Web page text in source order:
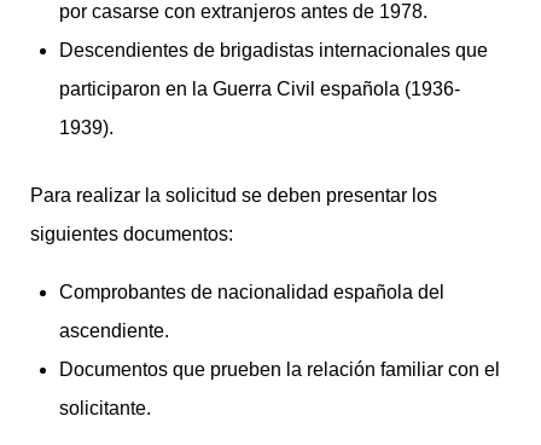
por casarse con extranjeros antes de 1978.
Descendientes de brigadistas internacionales que
participaron en la Guerra Civil española (1936-
1939).
Para realizar la solicitud se deben presentar los
siguientes documentos:
Comprobantes de nacionalidad española del
ascendiente.
Documentos que prueben la relación familiar con el
solicitante.